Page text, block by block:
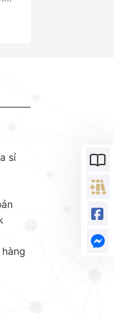
sỉ